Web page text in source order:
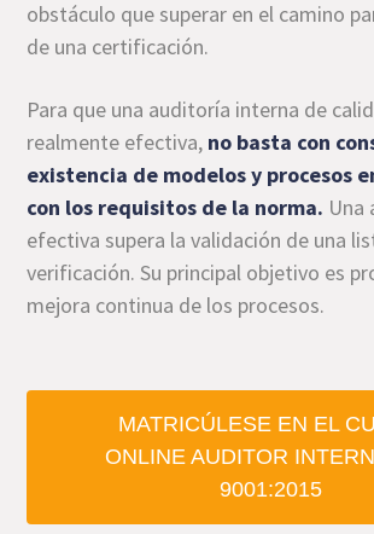
obstáculo que superar en el camino
de una certificación.
Para que una auditoría interna de
realmente efectiva, no basta con
existencia de modelos y procesos
con los requisitos de la norma. Una
efectiva supera la validación de una
verificación. Su principal objetivo es
mejora continua de los procesos.
MATRICÚLESE EN EL
ONLINE AUDITOR
9001:2015